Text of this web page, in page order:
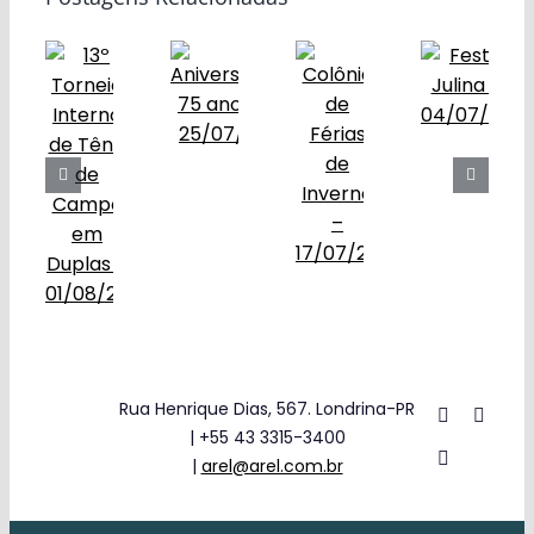
Obras
Contato
Rua Henrique Dias, 567. Londrina-PR
| +55 43 3315-3400
| arel@arel.com.br